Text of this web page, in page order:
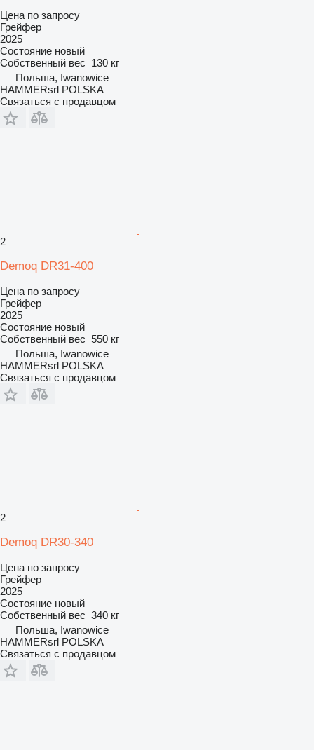
Цена по запросу
Грейфер
2025
Состояние новый
Собственный вес 130 кг
Польша, Iwanowice
HAMMERsrl POLSKA
Связаться с продавцом
2
Demoq DR31-400
Цена по запросу
Грейфер
2025
Состояние новый
Собственный вес 550 кг
Польша, Iwanowice
HAMMERsrl POLSKA
Связаться с продавцом
2
Demoq DR30-340
Цена по запросу
Грейфер
2025
Состояние новый
Собственный вес 340 кг
Польша, Iwanowice
HAMMERsrl POLSKA
Связаться с продавцом